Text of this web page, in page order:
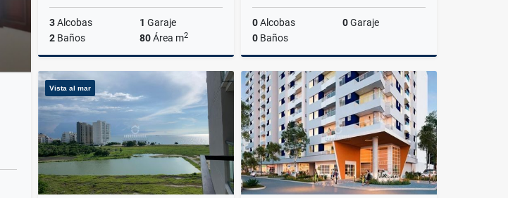
3Alcobas 1 Garaje
2 Baños 80Área m2
Venta
0Alcobas 0Garaje
0 Baños
Venta
$250.000.000
Vista al mar